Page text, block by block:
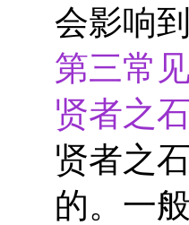
会影响
第三常
贤者之
贤者之
的。一